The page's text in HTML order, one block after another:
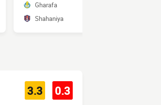
Gharafa
Shahaniya
3.3 0.3